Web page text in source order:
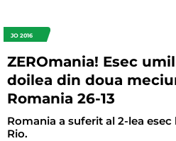
JO 2016
ZEROmania! Esec
doilea din doua
Romania 26-13
Romania a suferit al 2-lea
Rio.